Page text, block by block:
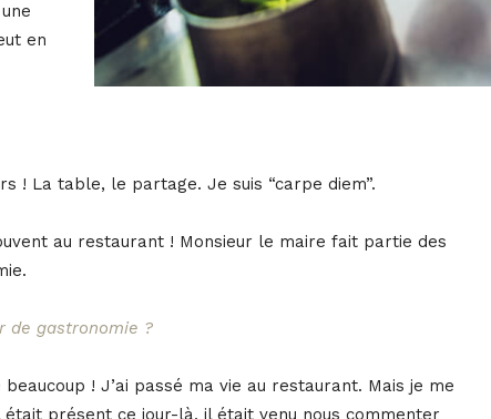
en
! La table, le partage. Je suis “carpe diem”.
au restaurant ! Monsieur le maire fait partie des
de gastronomie ?
beaucoup ! J’ai passé ma vie au restaurant. Mais je me